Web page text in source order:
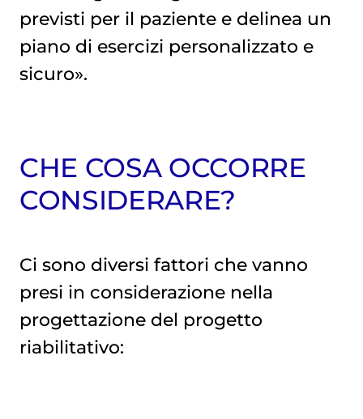
previsti per il paziente e delinea un
piano di esercizi personalizzato e
sicuro».
CHE COSA OCCORRE
CONSIDERARE?
Ci sono diversi fattori che vanno
presi in considerazione nella
progettazione del progetto
riabilitativo: